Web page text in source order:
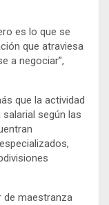
es lo que se
que atraviesa
a negociar”,
que la actividad
según las
de maestranza